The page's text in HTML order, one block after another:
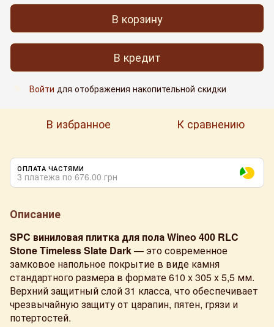
В корзину
В кредит
% Войти для отображения накопительной скидки
В избранное К сравнению
ОПЛАТА ЧАСТЯМИ
3 платежа по 676.00 грн
Описание
SPC виниловая плитка для пола Wineo 400 RLC
Stone Timeless Slate Dark— это современное
замковое напольное покрытие в виде камня
стандартного размера в формате 610 x 305 x 5,5 мм.
Верхний защитный слой 31 класса, что обеспечивает
чрезвычайную защиту от царапин, пятен, грязи и
потертостей.